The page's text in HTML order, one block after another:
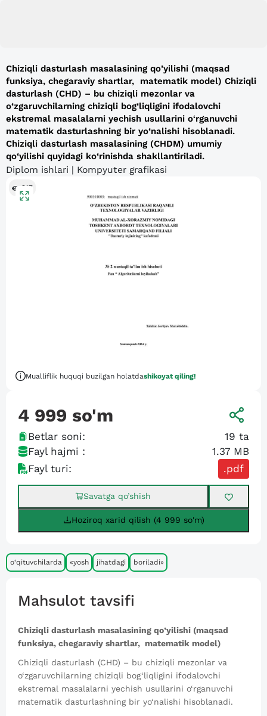
Chiziqli dasturlash masalasining qo’yilishi (maqsad
funksiya, chegaraviy shartlar, matematik model) Chiziqli
dasturlash (CHD) – bu chiziqli mezonlar va
o‘zgaruvchilarning chiziqli bog‘liqligini ifodalovchi
ekstremal masalalarni yechish usullarini o‘rganuvchi
matematik dasturlashning bir yo‘nalishi hisoblanadi.
Chiziqli dasturlash masalasining (CHDM) umumiy
qo‘yilishi quyidagi ko‘rinishda shakllantiriladi.
Diplom ishlari | Kompyuter grafikasi
217
Mualliflik huquqi buzilgan holatdashikoyat qiling!
4 999 so'm
Betlar soni: 19 ta
Fayl hajmi :
1.37 MB
Fayl turi:
.pdf
Savatga qo’shish
Hoziroq xarid qilish (4 999 so'm)
o‘qituvchilarda «yosh jihatdagi boriladi»
Mahsulot tavsifi
Chiziqli dasturlash masalasining qo’yilishi (maqsad
funksiya, chegaraviy shartlar, matematik model)
Chiziqli dasturlash (CHD) – bu chiziqli mezonlar va
o‘zgaruvchilarning chiziqli bog‘liqligini ifodalovchi
ekstremal masalalarni yechish usullarini o‘rganuvchi
matematik dasturlashning bir yo‘nalishi hisoblanadi.